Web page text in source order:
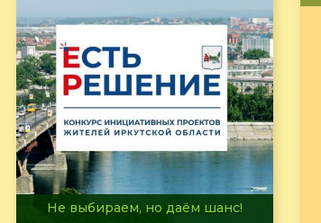
В огне не горит, в воде не тонет